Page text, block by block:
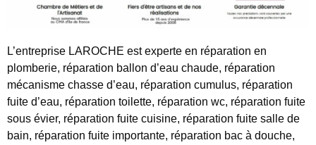
L’entreprise LAROCHE est experte en réparation en
plomberie, réparation ballon d’eau chaude, réparation
mécanisme chasse d’eau, réparation cumulus, réparation
fuite d’eau, réparation toilette, réparation wc, réparation fuite
sous évier, réparation fuite cuisine, réparation fuite salle de
bain, réparation fuite importante, réparation bac à douche,